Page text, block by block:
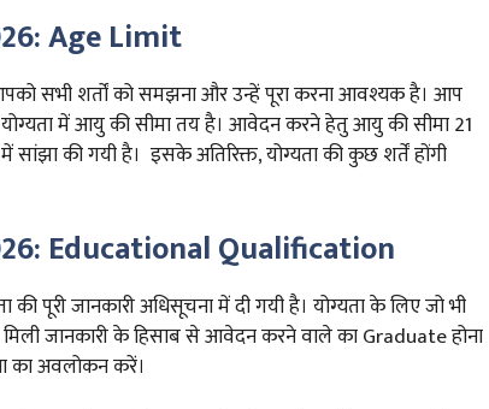
Age Limit
सभी शर्तों को समझना और उन्हें पूरा करना आवश्यक है। आप
में आयु की सीमा तय है। आवेदन करने हेतु आयु की सीमा 21
सांझा की गयी है। इसके अतिरिक्त, योग्यता की कुछ शर्तें होंगी
Educational Qualification
पूरी जानकारी अधिसूचना में दी गयी है। योग्यता के लिए जो भी
जानकारी के हिसाब से आवेदन करने वाले का Graduate होना
का अवलोकन करें।